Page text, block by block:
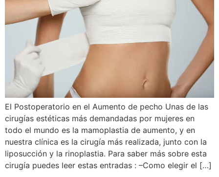
El Postoperatorio en el Aumento de pecho Unas de las
cirugías estéticas más demandadas por mujeres en
todo el mundo es la mamoplastia de aumento, y en
nuestra clínica es la cirugía más realizada, junto con la
liposucción y la rinoplastia. Para saber más sobre esta
cirugía puedes leer estas entradas : –Como elegir el […]